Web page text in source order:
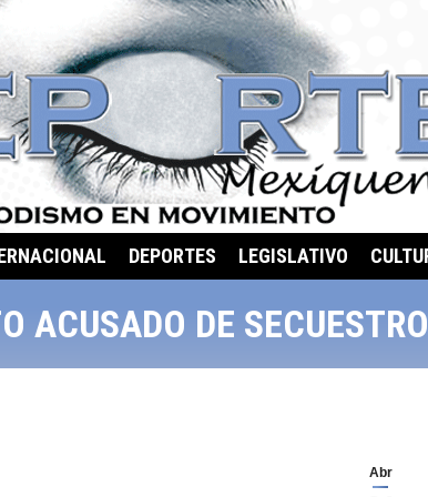
DEPORTES LEGISLATIVO
ACUSADO DE
Abr